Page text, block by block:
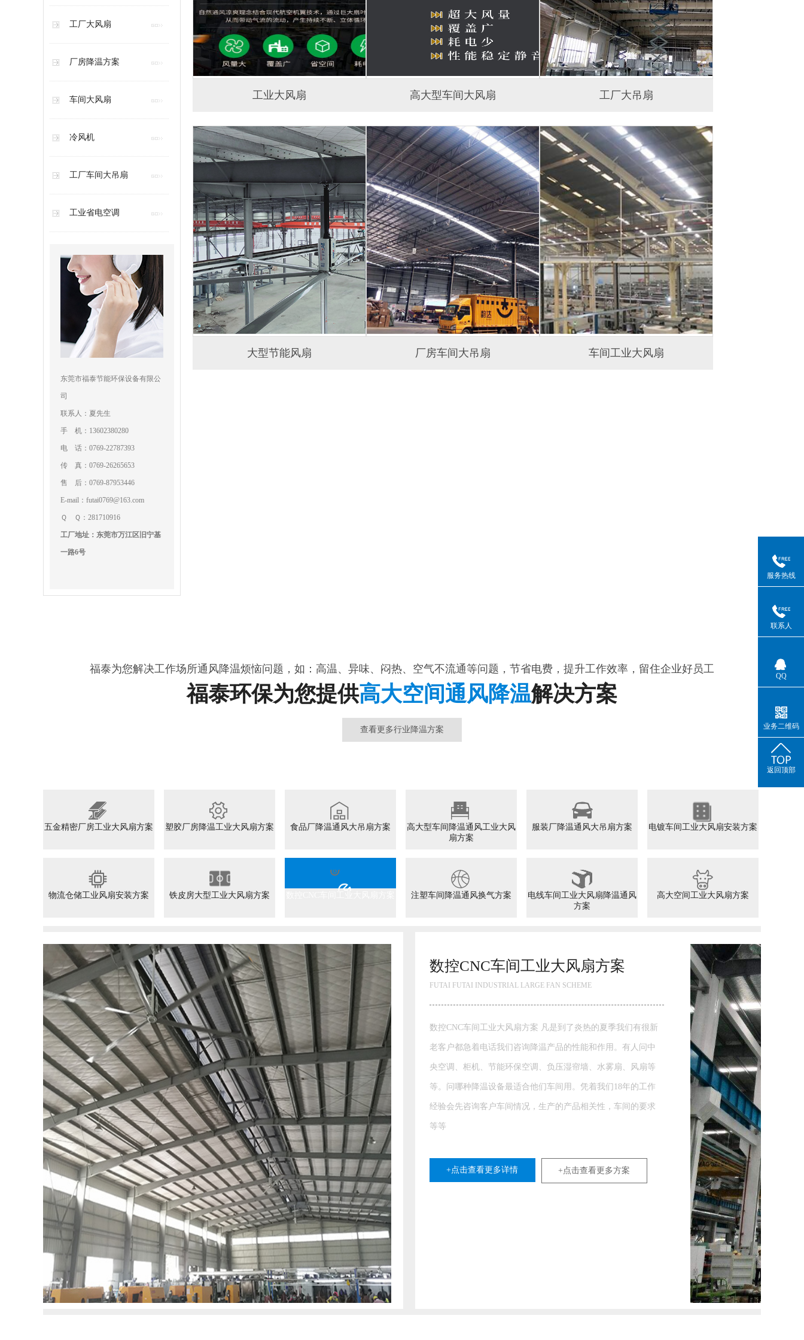
工厂大风扇
厂房降温方案
车间大风扇
冷风机
工厂车间大吊扇
工业省电空调
东莞市福泰节能环保设备有限公
司
联系人：夏先生
手 机：13602380280
电 话：0769-22787393
传 真：0769-26265653
售 后：0769-87953446
E-mail：futai0769@163.com
Ｑ Ｑ：281710916
工厂地址：东莞市万江区旧宁基
一路6号
工业大风扇 高大型车间大风扇 工厂大吊扇
大型节能风扇 厂房车间大吊扇 车间工业大风扇
福泰为您解决工作场所通风降温烦恼问题，如：高温、异味、闷热、空气不流通等问题，节省电费，提升工作效率，留住企业好员工
福泰环保为您提供高大空间通风降温解决方案
查看更多行业降温方案
五金精密厂房工业大风扇方案 塑胶厂房降温工业大风扇方案 食品厂降温通风大吊扇方案
高大型车间降温通风工业大风
扇方案
服装厂降温通风大吊扇方案 电镀车间工业大风扇安装方案
物流仓储工业风扇安装方案 铁皮房大型工业大风扇方案 注塑车间降温通风换气方案
电线车间工业大风扇降温通风
方案
高大空间工业大风扇方案
数控CNC车间工业大风扇方案
FUTAI FUTAI INDUSTRIAL LARGE FAN SCHEME
数控CNC车间工业大风扇方案 凡是到了炎热的夏季我们有很新
老客户都急着电话我们咨询降温产品的性能和作用。有人问中
央空调、柜机、节能环保空调、负压湿帘墙、水雾扇、风扇等
等。问哪种降温设备最适合他们车间用。凭着我们18年的工作
经验会先咨询客户车间情况，生产的产品相关性，车间的要求
等等
+点击查看更多详情 +点击查看更多方案
服务热线
联系人
QQ
业务二维码
返回顶部